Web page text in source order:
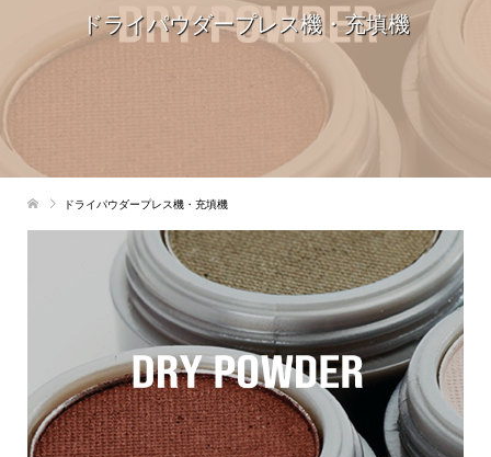
ドライパウダープレス機・充填機
ドライパウダープレス機・充填機